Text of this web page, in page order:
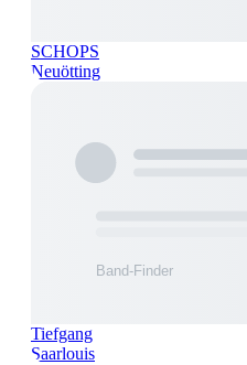
SCHOPS
Neuötting
Tiefgang
Saarlouis